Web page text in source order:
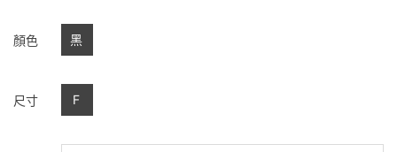
顏色 黑
尺寸 F